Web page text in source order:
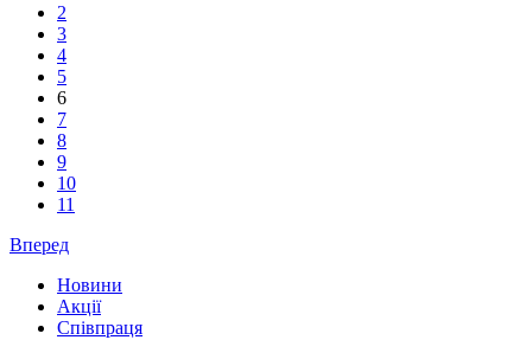
2
3
4
5
6
7
8
9
10
11
Вперед
Новини
Акції
Співпраця